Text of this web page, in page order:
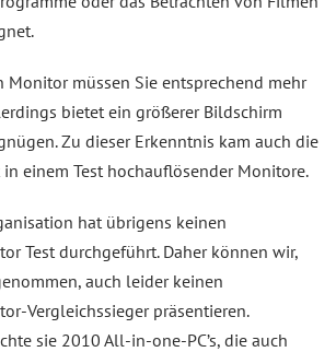
Monitor müssen Sie entsprechend mehr
bietet ein größerer Bildschirm
Zu dieser Erkenntnis kam auch die
einem Test hochauflösender Monitore.
hat übrigens keinen
Test durchgeführt. Daher können wir,
auch leider keinen
Vergleichssieger präsentieren.
sie 2010 All-in-one-PC’s, die auch